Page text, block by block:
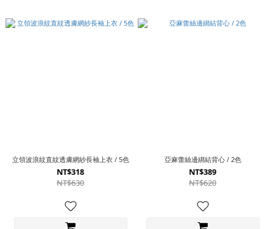
立領波浪紋直紋透膚網紗長袖上衣 / 5色
NT$318
NT$630
亞麻蕾絲邊綁結背心 / 2色
NT$389
NT$620